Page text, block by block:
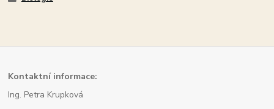
Kontaktní informace:
Ing. Petra Krupková